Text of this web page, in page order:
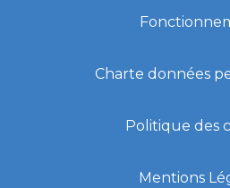
Charte données
Politique des
Mentions